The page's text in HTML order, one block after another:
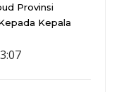
Provinsi
Kepala